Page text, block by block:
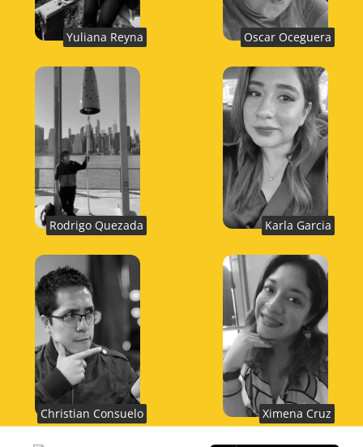
Yuliana Reyna Oscar Oceguera
Rodrigo Quezada Karla Garcia
Christian Consuelo Ximena Cruz